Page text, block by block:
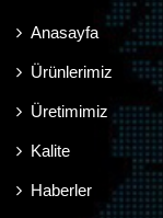
Anasayfa
Ürünlerimiz
Üretimimiz
Kalite
Haberler